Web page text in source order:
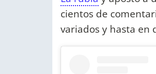
cientos de
variados y hasta en